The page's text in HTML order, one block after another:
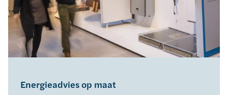
Energieadvies op maat